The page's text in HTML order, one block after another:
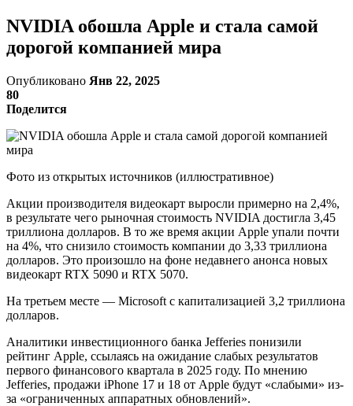
NVIDIA обошла Apple и стала самой
дорогой компанией мира
Опубликовано Янв 22, 2025
80
Поделится
Фото из открытых источников (иллюстративное)
Акции производителя видеокарт выросли примерно на 2,4%,
в результате чего рыночная стоимость NVIDIA достигла 3,45
триллиона долларов. В то же время акции Apple упали почти
на 4%, что снизило стоимость компании до 3,33 триллиона
долларов. Это произошло на фоне недавнего анонса новых
видеокарт RTX 5090 и RTX 5070.
На третьем месте — Microsoft с капитализацией 3,2 триллиона
долларов.
Аналитики инвестиционного банка Jefferies понизили
рейтинг Apple, ссылаясь на ожидание слабых результатов
первого финансового квартала в 2025 году. По мнению
Jefferies, продажи iPhone 17 и 18 от Apple будут «слабыми» из-
за «ограниченных аппаратных обновлений».